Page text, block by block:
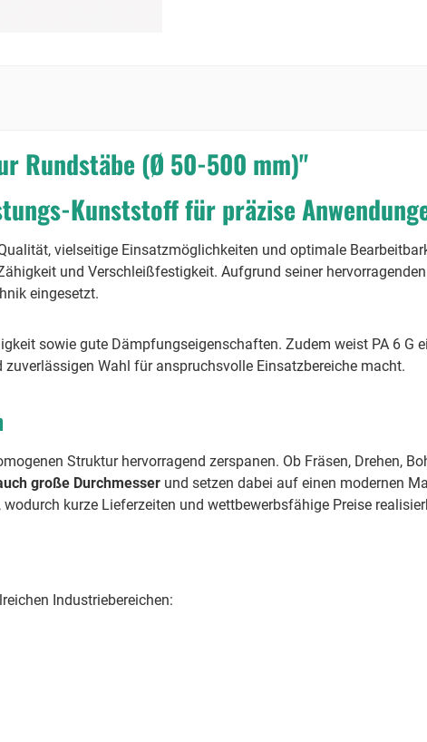
Rundstäbe (Ø 50-500 mm)"
Kunststoff für präzise
vielseitige Einsatzmöglichkeiten und optimale
und Verschleißfestigkeit. Aufgrund seiner
eingesetzt.
sowie gute Dämpfungseigenschaften. Zudem weist PA 6 G
Wahl für anspruchsvolle Einsatzbereiche macht.
Struktur hervorragend zerspanen. Ob Fräsen, Drehen,
große Durchmesser und setzen dabei auf einen modernen
, wodurch kurze Lieferzeiten und wettbewerbsfähige Preise
Industriebereichen: